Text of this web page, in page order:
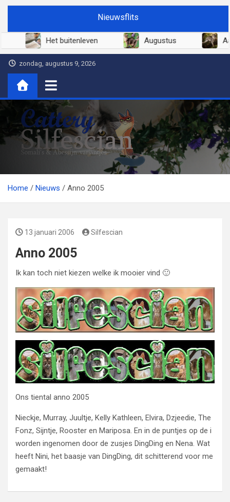
Ga
de
Nieuwsflits
Juni 2026 Het buitenleven Augustus
zondag, augustus 9, 2026
Cattery Silfescian
Somali's en soms Abessijn-variantjes
Home
Nieuws Anno 2005
13 januari 2006 Silfescian
Anno 2005
Ik kan toch niet kiezen welke ik mooier vind 🙂
Ons tiental anno 2005
Nieckje, Murray, Juultje, Kelly Kathleen, Elvira, Dzjeedie, The
Fonz, Sijntje, Rooster en Mariposa. En in de puntjes op de i
worden ingenomen door de zusjes DingDing en Nena. Wat
heeft Nini, het baasje van DingDing, dit schitterend voor me
gemaakt!